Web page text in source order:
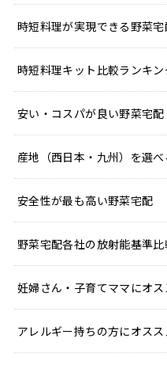
時短料理が実現できる野菜
時短料理キット比較ランキ
安い・コスパが良い野菜宅配
産地（西日本・九州）を選
安全性が最も高い野菜宅配
野菜宅配各社の放射能基準比
妊婦さん・子育てママにオ
アレルギー持ちの方にオス